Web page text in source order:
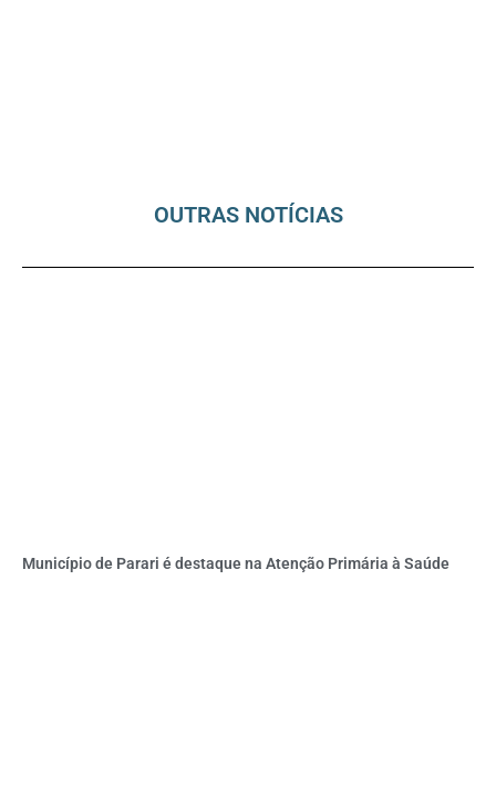
OUTRAS NOTÍCIAS
Município de Parari é destaque na Atenção Primária à Saúde